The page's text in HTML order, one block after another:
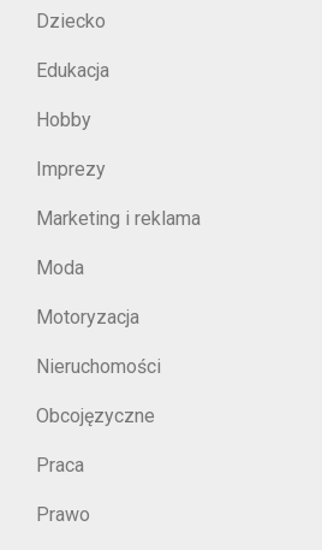
Dziecko
Edukacja
Hobby
Imprezy
Marketing i reklama
Moda
Motoryzacja
Nieruchomości
Obcojęzyczne
Praca
Prawo